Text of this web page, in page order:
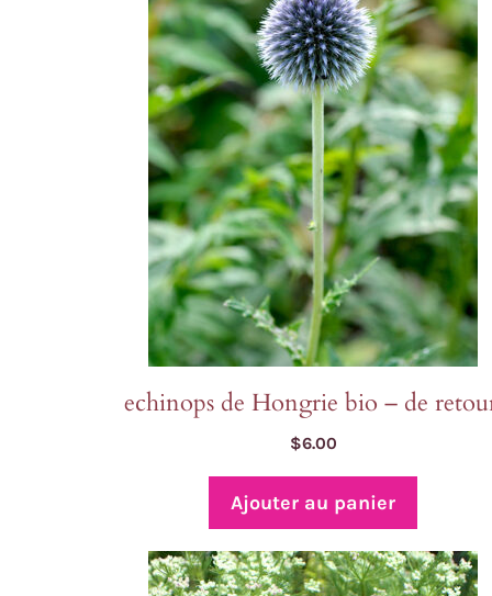
Fenouil des Alpes bio
Kiwi arctique bio
Gai Lan Blue Star bio
Melon Farnorth bio
Oseille-épinard bio
Oseille sanguine bio
Penstemon calico bio
Piment Criolla Sella
Chou et kale
Concombres
COURGES
Courges d'été
Courges d'hiver
Laitues
Melons et
Pois et
Poivrons et
Racines
Radis,
Cerfeuil
Coriandre
Estragon
Fenugrec
Marjolaine
VIVACES ET
echinops de Hongrie bio – de
$6.00
Ajouter au panier